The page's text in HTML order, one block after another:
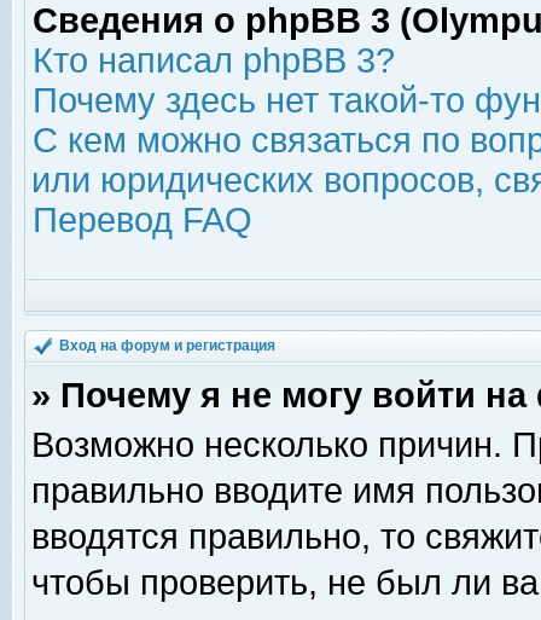
Сведения о phpBB 3
Кто написал phpBB 3?
Почему здесь нет такой-то
С кем можно связаться по
или юридических вопросов,
Перевод FAQ
Вход на форум и регистрация
» Почему я не могу войти
Возможно несколько причин.
правильно вводите имя
вводятся правильно, то
чтобы проверить, не был ли